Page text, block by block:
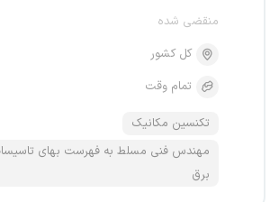
منقضی شده
کل کشور
تمام وقت
تکنسین مکانیک
مهندس فنی مسلط به فهرست بهای
برق